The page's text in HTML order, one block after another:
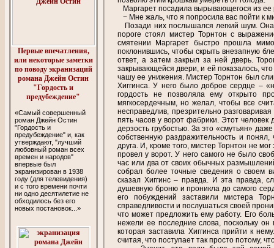
Первые впечатления,
или некоторые заметки
по поводу экранизаций
романа Джейн Остин
"Гордость и
предубеждение"
«Самый совершенный
роман Джейн Остин
"Гордость и
предубеждение" и, как
утверждают, "лучший
любовный роман всех
времен и народов"
впервые был
экранизирован в 1938
году (для телевидения)
и с того времени почти
ни одно десятилетие не
обходилось без его
новых постановок...»
Маргарет посадила вырывающегося из ее
− Мне жаль, что я попросила вас пойти к
Позади них послышался легкий шум.
пороге стоял мистер Торнтон с
смятении Маргарет быстро прошла
поклонившись, чтобы скрыть внезапную
ответ, а затем закрыл за ней дверь.
закрывающейся двери, и ей показалось,
чашу ее унижения. Мистер Торнтон был
Хиггинса. У него было доброе сердце –
гордость не позволяла ему открыто
мягкосердечным, но желал, чтобы все
несправедлив, презрительно
пять часов у ворот фабрики. Этот
дерзость грубостью. За это «смутьян»
собственную раздражительность и
друга. И, кроме того, мистер Торнтон не
провел у ворот. У него самого не было
час или два от своих обычных
собрал более точные сведения о своем
сказал Хиггинс – правда. И эта правда,
душевную броню и проникла до самого
его побуждений заставили мистера
справедливости и послушаться своей
что может предложить ему работу. Его
нежели ее последние слова, поскольку
которая заставила Хиггинса прийти к
считая, что поступает так просто потому,